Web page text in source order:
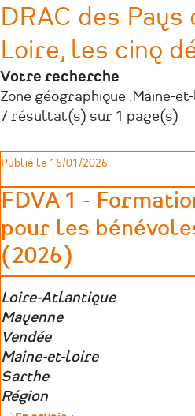
DRAC des
Loire, les cinq
Votre recherche
Zone géographique :Maine-
7 résultat(s) sur 1 page(s)
Publié le 16/01/2026.
FDVA 1 -
pour les
(2026)
Zone
géographique
Loire-Atlantique
Mayenne
Vendée
Maine-et-loire
Sarthe
Région